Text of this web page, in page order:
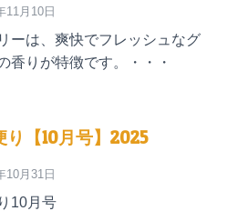
11月10日
ーは、爽快でフレッシュなグ
香りが特徴です。・・・
り【10月号】2025
10月31日
10月号